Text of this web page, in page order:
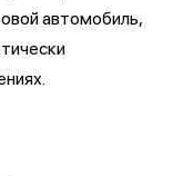
автомобиль,